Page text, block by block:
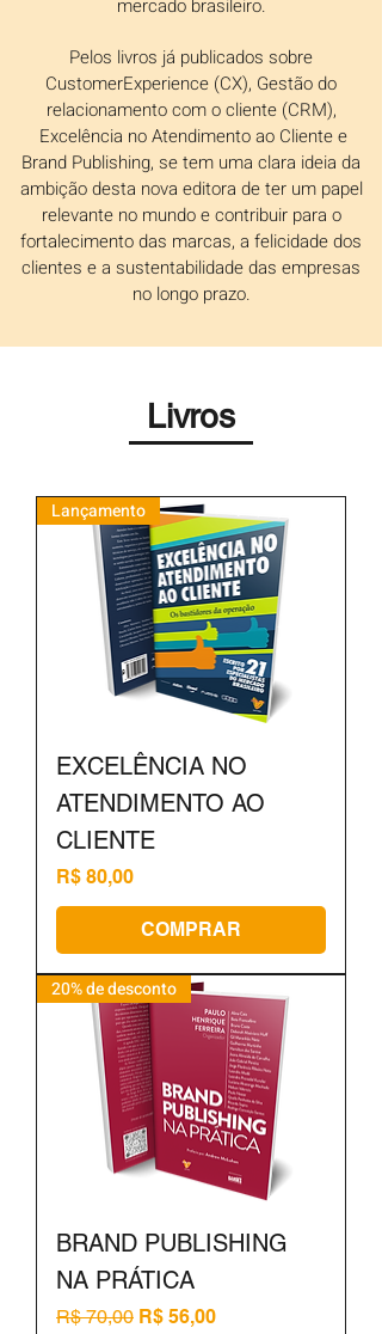
mercado brasileiro.
Pelos livros já publicados sobre
CustomerExperience (CX), Gestão do
relacionamento com o cliente (CRM),
Excelência no Atendimento ao Cliente e
Brand Publishing, se tem uma clara ideia da
ambição desta nova editora de ter um papel
relevante no mundo e contribuir para o
fortalecimento das marcas, a felicidade dos
clientes e a sustentabilidade das empresas
no longo prazo.
Livros
Lançamento
EXCELÊNCIA NO
ATENDIMENTO AO
CLIENTE
Preço
R$ 80,00
COMPRAR
20% de desconto
BRAND PUBLISHING
NA PRÁTICA
Preço normal
R$ 70,00 Preço promocional
R$ 56,00